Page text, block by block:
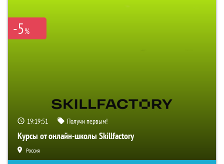
-5%
19:19:49 Получи первым!
Курсы от онлайн-школы Skillfactory
Россия